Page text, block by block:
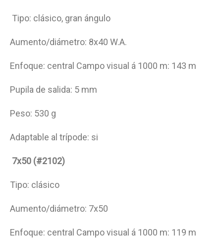
Tipo: clásico, gran ángulo
Aumento/diámetro: 8x40 W.A.
Enfoque: central Campo visual á 1000 m: 143 m
Pupila de salida: 5 mm
Peso: 530 g
Adaptable al trípode: si
7x50 (#2102)
Tipo: clásico
Aumento/diámetro: 7x50
Enfoque: central Campo visual á 1000 m: 119 m